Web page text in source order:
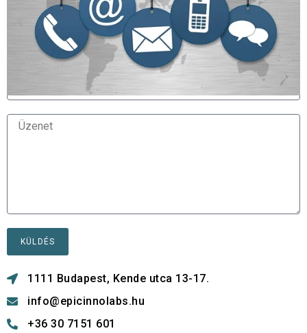
KÜLDÉS
1111 Budapest, Kende utca 13-17.
info@epicinnolabs.hu
+36 30 7151 601